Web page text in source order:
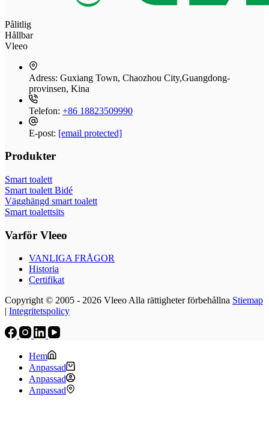
Pålitlig
Hållbar
Vleeo
Adress: Guxiang Town, Chaozhou City,Guangdong-
provinsen, Kina
Telefon: +86 18823509990
E-post: [email protected]
Produkter
Smart toalett
Smart toalett Bidé
Vägghängd smart toalett
Smart toalettsits
Varför Vleeo
VANLIGA FRÅGOR
Historia
Certifikat
Copyright © 2005 - 2026 Vleeo Alla rättigheter förbehållna Stiemap
| Integritetspolicy
Hem
Anpassad
Anpassad
Anpassad